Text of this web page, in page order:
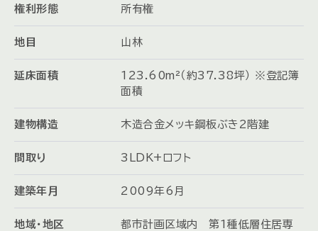
権利形態 所有権
地目 山林
延床面積
123.60m²（約37.38坪） ※登記簿
面積
建物構造 木造合金メッキ鋼板ぶき2階建
間取り 3LDK+ロフト
建築年月 2009年6月
地域・地区
都市計画区域内 第1種低層住居専